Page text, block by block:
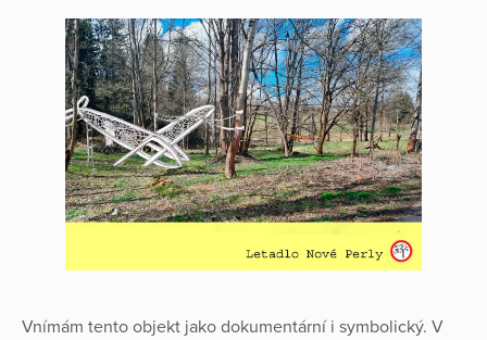
Vnímám tento objekt jako dokumentární i symbolický. V